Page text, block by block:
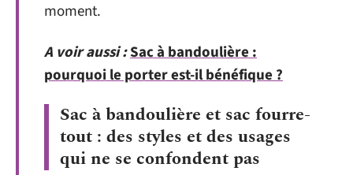
moment.
A voir aussi :Sac à bandoulière :
pourquoi le porter est-il bénéfique ?
Sac à bandoulière et sac fourre-
tout : des styles et des usages
qui ne se confondent pas